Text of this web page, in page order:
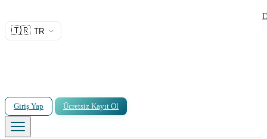
🇹🇷 TR
Giriş Yap Ücretsiz Kayıt Ol